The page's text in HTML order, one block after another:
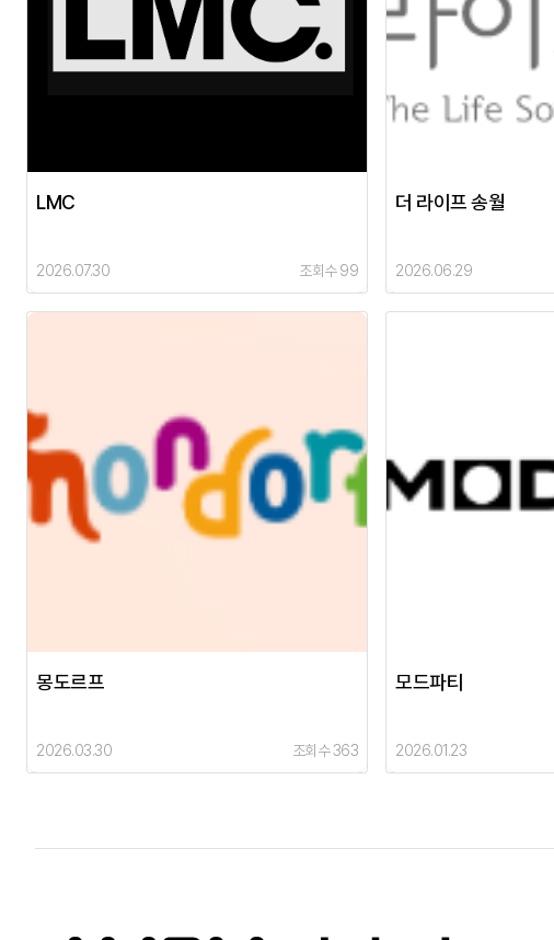
LMC
2026.07.30 조회수 99
더 라이프 송월
2026.06.29
몽도르프
2026.03.30 조회수 363
모드파티
2026.01.23